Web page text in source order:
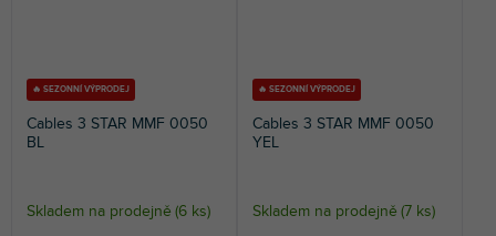
🔥 SEZONNÍ VÝPRODEJ
Cables 3 STAR MMF 0050
BL
Skladem na prodejně (6 ks)
🔥 SEZONNÍ VÝPRODEJ
Cables 3 STAR MMF 0050
YEL
Skladem na prodejně (7 ks)